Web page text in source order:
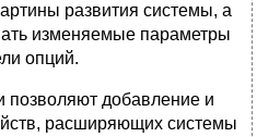
развития системы, а
изменяемые параметры
опций.
добавление и
расширяющих системы